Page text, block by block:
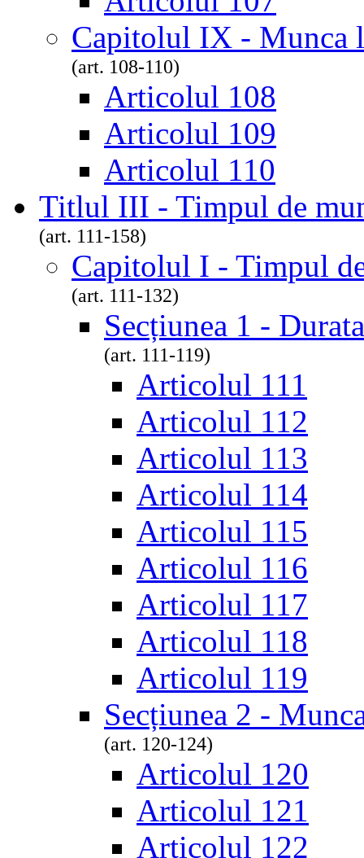
Capitolul IX - Munca
(art. 108-110)
Articolul 108
Articolul 109
Articolul 110
Titlul III - Timpul de
(art. 111-158)
Capitolul I - Timpul
(art. 111-132)
Secțiunea 1 -
(art. 111-119)
Articolul 111
Articolul 112
Articolul 113
Articolul 114
Articolul 115
Articolul 116
Articolul 117
Articolul 118
Articolul 119
Secțiunea 2 -
(art. 120-124)
Articolul 120
Articolul 121
Articolul 122